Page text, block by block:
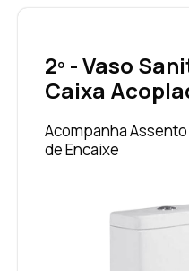
2º - Vaso
Caixa
Acompanha
de Encaixe